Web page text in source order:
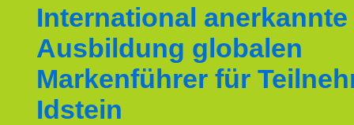
International
Ausbildung globalen
Markenführer für
Idstein